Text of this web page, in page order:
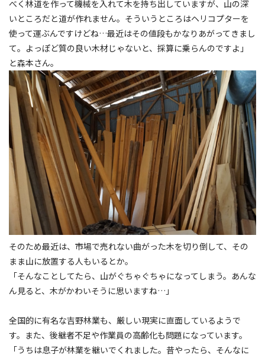
べく林道を作って機械を入れて木を持ち出していますが、山の深
いところだと道が作れません。そういうところはヘリコプターを
使って運ぶんですけどね…最近はその値段もかなりあがってきまし
て。よっぽど質の良い木材じゃないと、採算に乗らんのですよ」
と森本さん。
そのため最近は、市場で売れない曲がった木を切り倒して、その
まま山に放置する人もいるとか。
「そんなことしてたら、山がぐちゃぐちゃになってしまう。あんな
ん見ると、木がかわいそうに思いますね…」
全国的に有名な吉野林業も、厳しい現実に直面しているようで
す。また、後継者不足や作業員の高齢化も問題になっています。
「うちは息子が林業を継いでくれました。昔やったら、そんなに